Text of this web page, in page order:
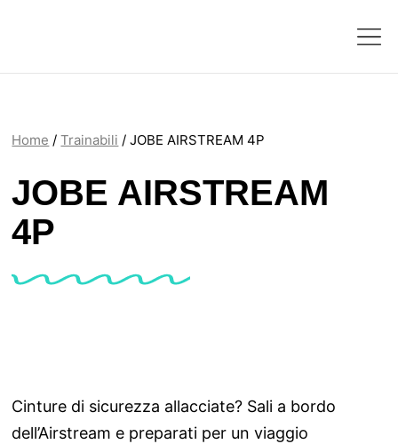
Home /Trainabili / JOBE AIRSTREAM 4P
JOBE AIRSTREAM
4P
Cinture di sicurezza allacciate? Sali a bordo
dell’Airstream e preparati per un viaggio